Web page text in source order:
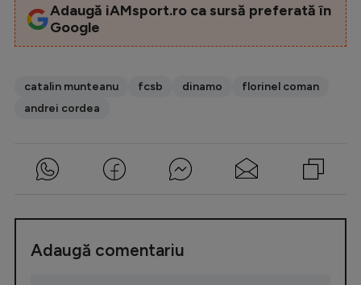
Adaugă iAMsport.ro ca sursă preferată în
Google
catalin munteanu fcsb dinamo
florinel coman
andrei cordea
Adaugă comentariu